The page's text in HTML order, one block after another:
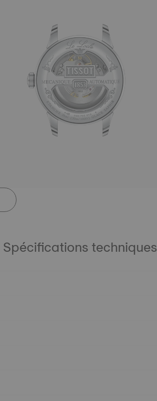
Spécifications techniques